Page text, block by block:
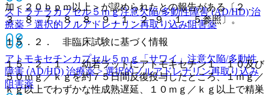
ストラテラカプセル５ｍｇ注意欠陥/多動性障害 (AD/HD) 治
療薬 > 選択的ノルアドレナリン再取り込み阻害薬
アトモキセチンカプセル５ｍｇ「サワイ」 注意欠陥/多動性
障害 (AD/HD) 治療薬 > 選択的ノルアドレナリン再取り込み
阻害薬
加＜２０ｂｐｍ以上＞が認められたとの報告がある〔２．
３、８．７、８．８、９．１．２−９．１．５参照〕。
１５．２． 非臨床試験に基づく情報
１５．２．１． 幼若ラットにアトモキセチン１、１０及び
５０ｍｇ／ｋｇを約７５日間反復投与したところ、１ｍｇ／
ｋｇ以上でわずかな性成熟遅延、１０ｍｇ／ｋｇ以上で精巣